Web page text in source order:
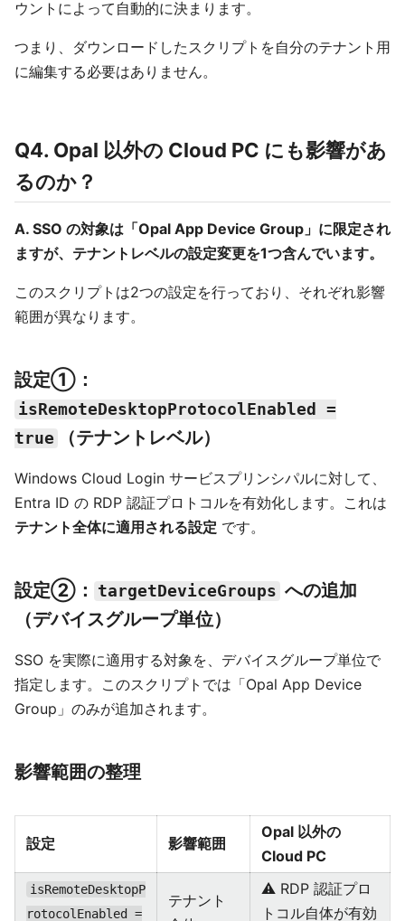
ウントによって自動的に決まります。
つまり、ダウンロードしたスクリプトを自分のテナント用
に編集する必要はありません。
Q4. Opal 以外の Cloud PC にも影響があ
るのか？
A. SSO の対象は「Opal App Device Group」に限定され
ますが、テナントレベルの設定変更を1つ含んでいます。
このスクリプトは2つの設定を行っており、それぞれ影響
範囲が異なります。
設定①：
isRemoteDesktopProtocolEnabled =
true
（テナントレベル）
Windows Cloud Login サービスプリンシパルに対して、
Entra ID の RDP 認証プロトコルを有効化します。これは
テナント全体に適用される設定 です。
設定②： targetDeviceGroups への追加
（デバイスグループ単位）
SSO を実際に適用する対象を、デバイスグループ単位で
指定します。このスクリプトでは「Opal App Device
Group」のみが追加されます。
影響範囲の整理
設定 影響範囲
Opal 以外の
Cloud PC
isRemoteDesktopP
rotocolEnabled =
テナント
⚠️ RDP 認証プロ
トコル自体が有効